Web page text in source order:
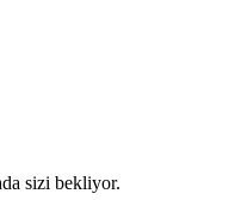
sizi bekliyor.